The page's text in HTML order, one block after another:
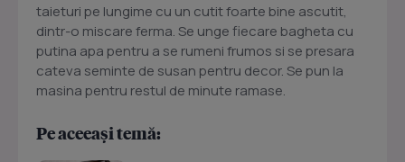
taieturi pe lungime cu un cutit foarte bine ascutit,
dintr-o miscare ferma. Se unge fiecare bagheta cu
putina apa pentru a se rumeni frumos si se presara
cateva seminte de susan pentru decor. Se pun la
masina pentru restul de minute ramase.
Pe aceeași temă: